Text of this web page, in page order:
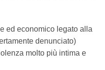
ed economico legato alla
denunciato)
molto più intima e